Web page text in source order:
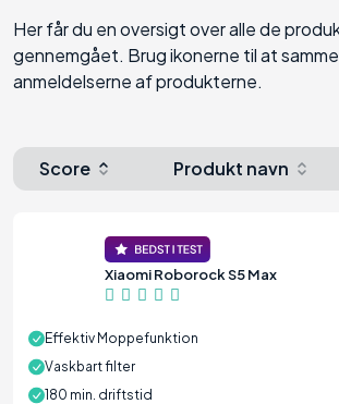
Her får du en oversigt over alle de
gennemgået. Brug ikonerne til at
anmeldelserne af produkterne.
Score Produkt navn
Xiaomi Roborock S5 Max
Effektiv Moppefunktion
Vaskbart filter
180 min. driftstid